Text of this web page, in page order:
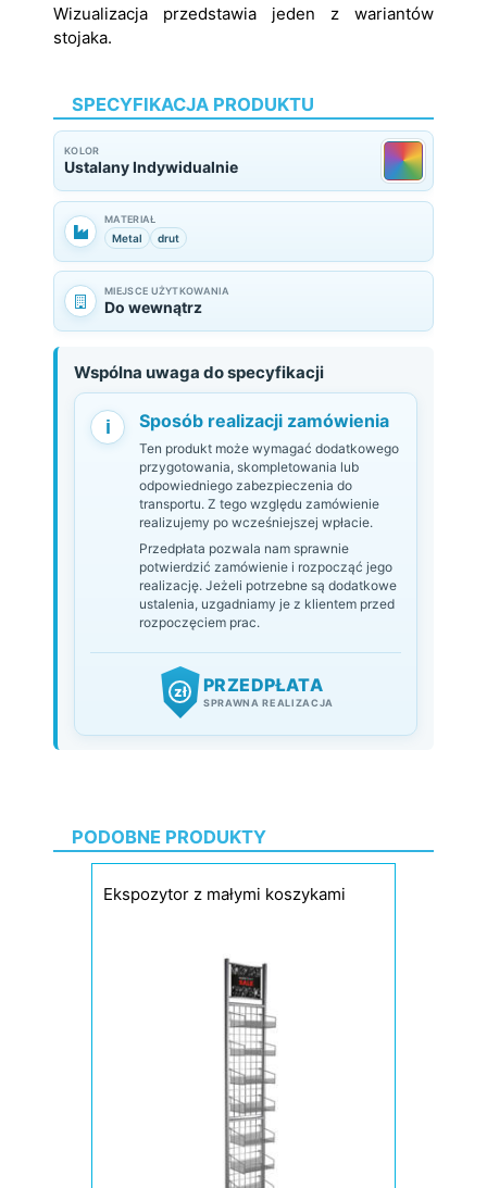
Wizualizacja przedstawia jeden z wariantów
stojaka.
SPECYFIKACJA PRODUKTU
KOLOR
Ustalany Indywidualnie
MATERIAŁ
Metal drut
MIEJSCE UŻYTKOWANIA
Do wewnątrz
Wspólna uwaga do specyfikacji
i Sposób realizacji zamówienia
Ten produkt może wymagać dodatkowego
przygotowania, skompletowania lub
odpowiedniego zabezpieczenia do
transportu. Z tego względu zamówienie
realizujemy po wcześniejszej wpłacie.
Przedpłata pozwala nam sprawnie
potwierdzić zamówienie i rozpocząć jego
realizację. Jeżeli potrzebne są dodatkowe
ustalenia, uzgadniamy je z klientem przed
rozpoczęciem prac.
zł PRZEDPŁATA
SPRAWNA REALIZACJA
PODOBNE PRODUKTY
Ekspozytor z małymi koszykami